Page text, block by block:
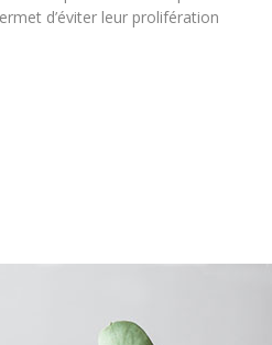
d’éviter leur prolifération